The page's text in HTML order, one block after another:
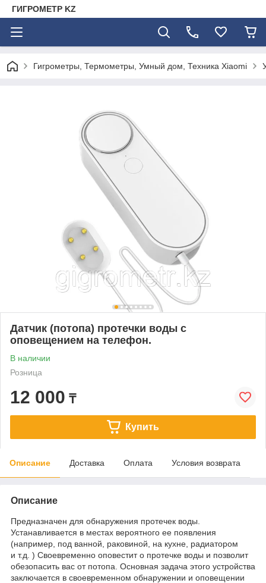
ГИГРОМЕТР KZ
Гигрометры, Термометры, Умный дом, Техника Xiaomi
Датчик (потопа) протечки воды с
оповещением на телефон.
В наличии
Розница
12 000 ₸
Купить
Описание Доставка Оплата Условия возврата
Описание
Предназначен для обнаружения протечек воды.
Устанавливается в местах вероятного ее появления
(например, под ванной, раковиной, на кухне, радиатором
и т.д. ) Своевременно оповестит о протечке воды и позволит
обезопасить вас от потопа. Основная задача этого устройства
заключается в своевременном обнаружении и оповещении